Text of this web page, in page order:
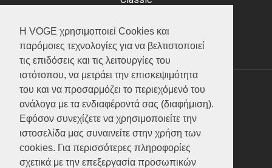
Η VOGE χρησιμοποιεί Cookies και
παρόμοιες τεχνολογίες για να βελτιστοποιεί
τις επιδόσεις και τις λειτουργίες του
ιστότοπου, να μετράει την επισκεψιμότητα
του και να προσαρμόζει το περιεχόμενό του
ανάλογα με τα ενδιαφέροντά σας (διαφήμιση).
Εφόσον συνεχίζετε να χρησιμοποιείτε την
ιστοσελίδα μας συναινείτε στην χρήση των
cookies. Για περισσότερες πληροφορίες
σχετικά με την επεξεργασία προσωπικών
Scooter
ATV (Loncin)
ΥΠΗΡΕΣΙΕΣ
Test ride
Επικοινωνία
Service
Κατάλογος